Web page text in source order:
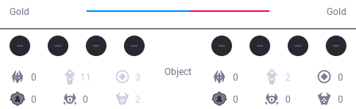
Gold Gold
0 11
3
0
0 2
0 2
0
0
0 0
Object